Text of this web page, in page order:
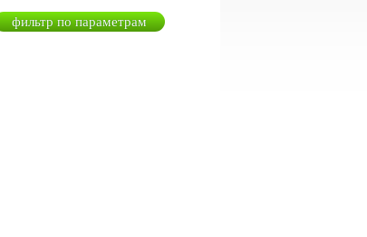
фильтр по параметрам